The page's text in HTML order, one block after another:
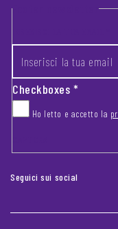
Footer newsletter
Checkboxes*
Ho letto e accetto la
Seguici sui social